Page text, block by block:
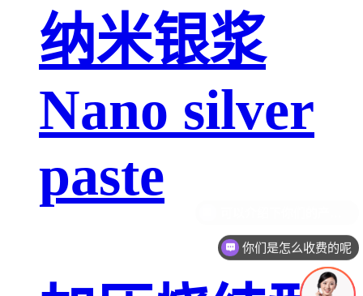
纳米银浆
Nano silver
paste
你们是怎么收费的呢